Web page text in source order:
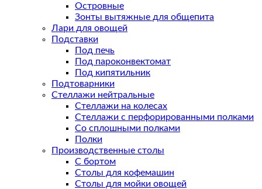
Островные
Зонты вытяжные для общепита
Лари для овощей
Подставки
Под печь
Под пароконвектомат
Под кипятильник
Подтоварники
Стеллажи нейтральные
Стеллажи на колесах
Стеллажи с перфорированными полками
Со сплошными полками
Полки
Производственные столы
С бортом
Столы для кофемашин
Столы для мойки овощей